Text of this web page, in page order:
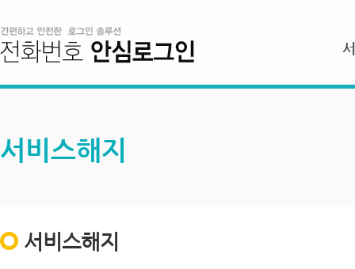
서비스해지
서비스해지